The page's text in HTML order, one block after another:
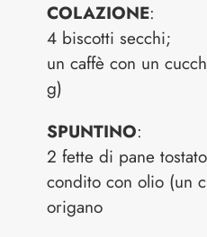
COLAZIONE:
4 biscotti secchi;
un caffè con un
g)
SPUNTINO:
2 fette di pane
condito con olio (un
origano